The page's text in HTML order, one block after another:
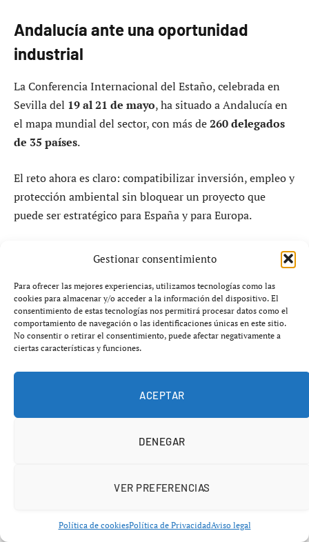
Gestionar consentimiento
Para ofrecer las mejores experiencias, utilizamos tecnologías como las
cookies para almacenar y/o acceder a la información del dispositivo. El
consentimiento de estas tecnologías nos permitirá procesar datos como el
comportamiento de navegación o las identificaciones únicas en este sitio.
No consentir o retirar el consentimiento, puede afectar negativamente a
ciertas características y funciones.
ACEPTAR
DENEGAR
VER PREFERENCIAS
Política de cookiesPolítica de PrivacidadAviso legal
Andalucía ante una oportunidad
industrial
La Conferencia Internacional del Estaño, celebrada en
Sevilla del 19 al 21 de mayo, ha situado a Andalucía en
el mapa mundial del sector, con más de260 delegados
de 35 países.
El reto ahora es claro: compatibilizar inversión, empleo y
protección ambiental sin bloquear un proyecto que
puede ser estratégico para España y para Europa.
esta oportunidad minera o volverá a dejar que otros
países controlen las materias primas del futuro?
CHOLLONES